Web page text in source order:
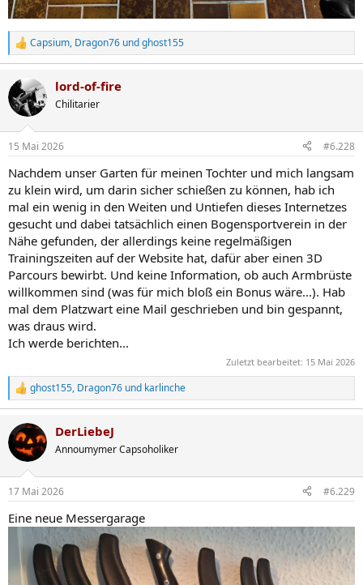
R
e
k
t
i
e
:
Capsium, Dragon76 undghost155
lord-of-fire
Chilitarier
15 Mai 2026 #6.228
Nachdem unser Garten für meinen Tochter und mich langsam
zu klein wird, um darin sicher schießen zu können, hab ich
mal ein wenig in den Weiten und Untiefen dieses Internetzes
gesucht und dabei tatsächlich einen Bogensportverein in der
Nähe gefunden, der allerdings keine regelmäßigen
Trainingszeiten auf der Website hat, dafür aber einen 3D
Parcours bewirbt. Und keine Information, ob auch Armbrüste
willkommen sind (was für mich bloß ein Bonus wäre...). Hab
mal dem Platzwart eine Mail geschrieben und bin gespannt,
was draus wird.
Ich werde berichten...
Zuletzt bearbeitet: 15 Mai 2026
R
e
k
t
i
e
:
ghost155, Dragon76 und karlinche
DerLiebeJ
Annoumymer Capsoholiker
17 Mai 2026 #6.229
Eine neue Messergarage